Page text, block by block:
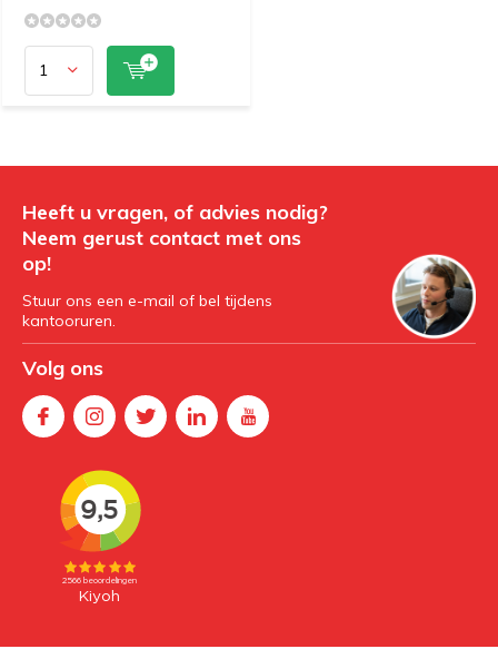
Heeft u vragen, of advies nodig?
Neem gerust contact met ons
op!
Stuur ons een e-mail of bel tijdens
kantooruren.
Volg ons